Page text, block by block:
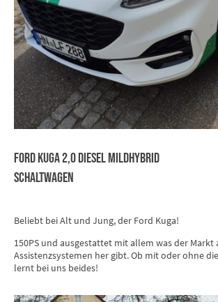
FORD KUGA 2,0 Diesel Mildhybrid
Schaltwagen
Beliebt bei Alt und Jung, der Ford Kuga!
150PS und ausgestattet mit allem was der Markt
Assistenzsystemen her gibt. Ob mit oder ohne
lernt bei uns beides!